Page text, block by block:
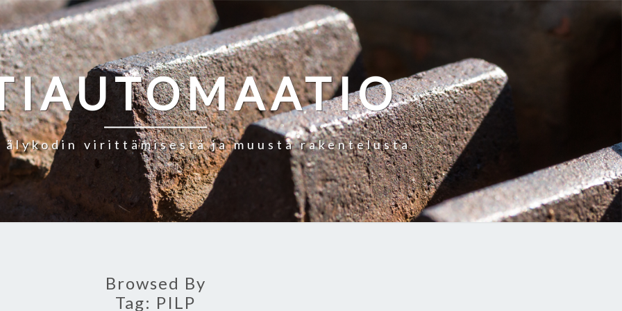
virittämisestä ja muusta rakentelusta
Browsed By
Tag: PILP